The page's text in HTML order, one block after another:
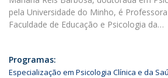
pela Universidade do Minho, é
Faculdade de Educação e Psicologia da…
Programas:
Especialização em Psicologia Clínica e da